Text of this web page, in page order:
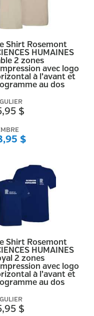
Shirt Rosemont
HUMAINES
2 zones
avec logo
à l’avant et
au dos
$
$
Shirt Rosemont
HUMAINES
2 zones
avec logo
à l’avant et
au dos
$